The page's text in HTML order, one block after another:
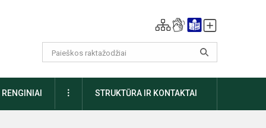
RENGINIAI DAUGIAUSTRUKTŪRA IR KONTAKTAI